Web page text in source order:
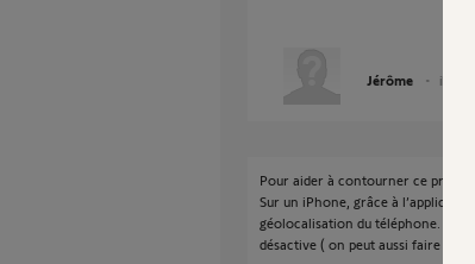
Jérôme il y a
Pour aider à contourner ce
Sur un iPhone, grâce à
géolocalisation du téléphone.
désactive ( on peut aussi faire le